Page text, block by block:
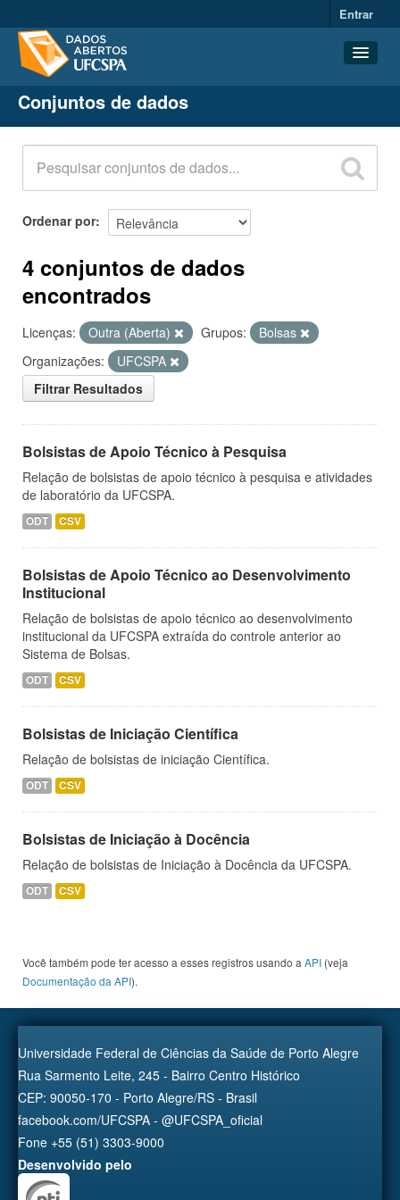
Entrar
Conjuntos de dados
Organizações
Grupos
Sobre
Conjuntos de dados
Ordenar por
4 conjuntos de dados
encontrados
Licenças: Outra (Aberta) Grupos:
Bolsas
Organizações:
UFCSPA
Filtrar Resultados
Bolsistas de Apoio Técnico à Pesquisa
Relação de bolsistas de apoio técnico à pesquisa e atividades
de laboratório da UFCSPA.
ODT CSV
Bolsistas de Apoio Técnico ao Desenvolvimento
Institucional
Relação de bolsistas de apoio técnico ao desenvolvimento
institucional da UFCSPA extraída do controle anterior ao
Sistema de Bolsas.
ODT CSV
Bolsistas de Iniciação Científica
Relação de bolsistas de iniciação Científica.
ODT CSV
Bolsistas de Iniciação à Docência
Relação de bolsistas de Iniciação à Docência da UFCSPA.
ODT CSV
Você também pode ter acesso a esses registros usando a API (veja
Documentação da API).
Universidade Federal de Ciências da Saúde de Porto Alegre
Rua Sarmento Leite, 245 - Bairro Centro Histórico
CEP: 90050-170 - Porto Alegre/RS - Brasil
facebook.com/UFCSPA - @UFCSPA_oficial
Fone +55 (51) 3303-9000
Desenvolvido pelo